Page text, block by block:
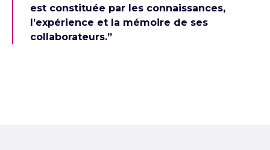
est constituée par les connaissances,
l’expérience et la mémoire de ses
collaborateurs.”